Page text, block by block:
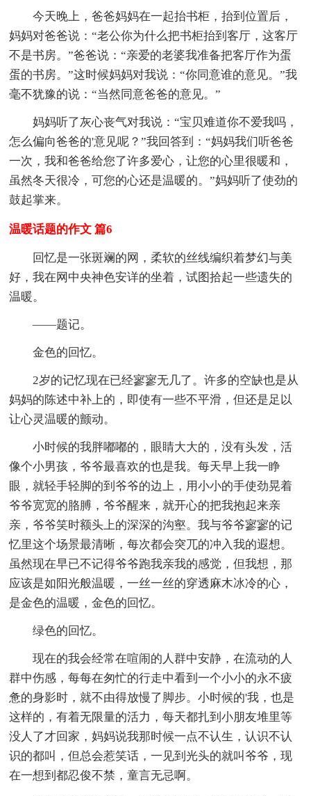
今天晚上，爸爸妈妈在一起抬书柜，抬到位置后，
妈妈对爸爸说：“老公你为什么把书柜抬到客厅，这客厅
不是书房。”爸爸说：“亲爱的老婆我准备把客厅作为蛋
蛋的书房。”这时候妈妈对我说：“你同意谁的意见。”我
毫不犹豫的说：“当然同意爸爸的意见。”
妈妈听了灰心丧气对我说：“宝贝难道你不爱我吗，
怎么偏向爸爸的'意见呢？”我回答到：“妈妈我们听爸爸
一次，我和爸爸给您了许多爱心，让您的心里很暖和，
虽然冬天很冷，可您的心还是温暖的。”妈妈听了使劲的
鼓起掌来。
温暖话题的作文 篇6
回忆是一张斑斓的网，柔软的丝线编织着梦幻与美
好，我在网中央神色安详的坐着，试图拾起一些遗失的
温暖。
——题记。
金色的回忆。
2岁的记忆现在已经寥寥无几了。许多的空缺也是从
妈妈的陈述中补上的，即使有一些不平滑，但还是足以
让心灵温暖的颤动。
小时候的我胖嘟嘟的，眼睛大大的，没有头发，活
像个小男孩，爷爷最喜欢的也是我。每天早上我一睁
眼，就轻手轻脚的到爷爷的边上，用小小的手使劲晃着
爷爷宽宽的胳膊，爷爷醒来，就开心的把我抱起来亲
亲，爷爷笑时额头上的深深的沟壑。我与爷爷寥寥的记
忆里这个场景最清晰，每次都会突兀的冲入我的遐想。
虽然现在早已不记得爷爷跑我亲我的感觉，但我想，那
应该是如阳光般温暖，一丝一丝的穿透麻木冰冷的心，
是金色的温暖，金色的回忆。
绿色的回忆。
现在的我会经常在喧闹的人群中安静，在流动的人
群中伤感，每每在匆忙的行走中看到一个小小的永不疲
惫的身影时，就不由得放慢了脚步。小时候的'我，也是
这样的，有着无限量的活力，每天都扎到小朋友堆里等
没人了才回家，妈妈说我那时候一点不认生，认识不认
识的都叫，但总会惹笑话，一见到光头的就叫爷爷，现
在一想到都忍俊不禁，童言无忌啊。